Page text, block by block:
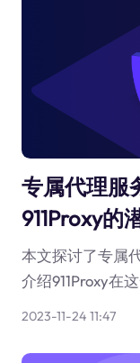
专属代理服
911Proxy的
本文探讨了专属
介绍911Proxy在
2023-11-24 11:47